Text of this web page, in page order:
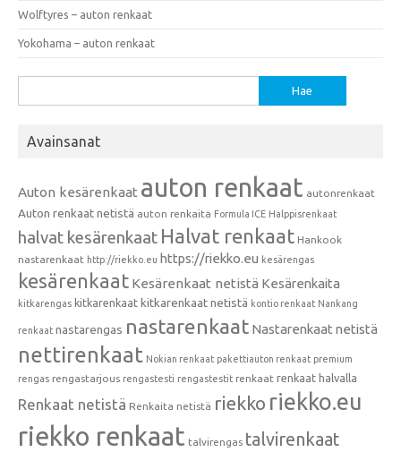
Wolftyres – auton renkaat
Yokohama – auton renkaat
Avainsanat
Auton kesärenkaat auton renkaat autonrenkaat
Auton renkaat netistä auton renkaita Formula ICE Halppisrenkaat
halvat kesärenkaat Halvat renkaat Hankook
nastarenkaat http://riekko.eu https://riekko.eu kesärengas
kesärenkaat Kesärenkaat netistä Kesärenkaita
kitkarengas kitkarenkaat kitkarenkaat netistä kontio renkaat Nankang
renkaat nastarengas nastarenkaat Nastarenkaat netistä
nettirenkaat Nokian renkaat pakettiauton renkaat premium
rengas rengastarjous rengastesti rengastestit renkaat renkaat halvalla
Renkaat netistä Renkaita netistä riekko riekko.eu
riekko renkaat talvirengas talvirenkaat